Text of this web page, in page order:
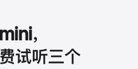
，
试听三个